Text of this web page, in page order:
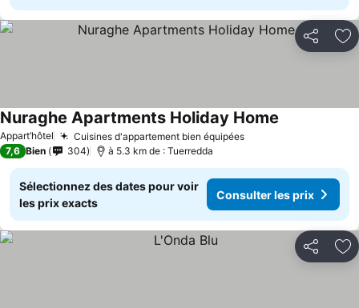
Partager
Appart’hôtel Cuisines d'appartement bien équipées
Nuraghe Apartments Holiday Home
7,6 Bien 304 à 5.3 km de : Tuerredda
Sélectionnez des dates pour voir
les prix exacts
Consulter les prix
Partager